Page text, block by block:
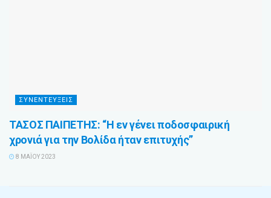
ΣΥΝΕΝΤΕΥΞΕΙΣ
ΤΑΣΟΣ ΠΑΙΠΕΤΗΣ: “Η εν γένει ποδοσφαιρική
χρονιά για την Βολίδα ήταν επιτυχής”
8 ΜΑΪ́ΟΥ 2023